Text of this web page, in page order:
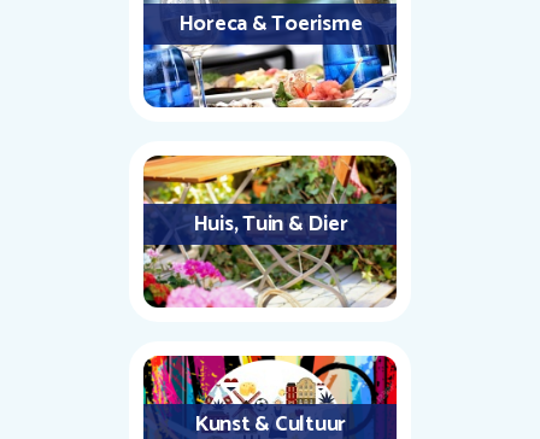
Horeca & Toerisme
Huis, Tuin & Dier
Kunst & Cultuur